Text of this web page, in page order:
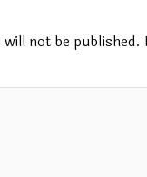
m
not be published.